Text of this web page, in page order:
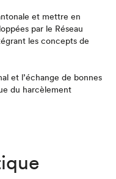
et mettre en
par le Réseau
les concepts de
et l’échange de bonnes
du harcèlement